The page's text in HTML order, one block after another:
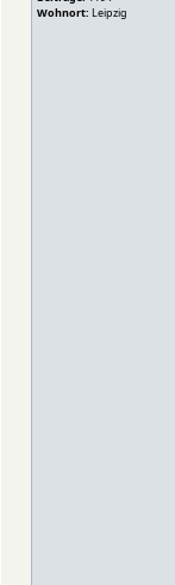
Wohnort: Leipzig